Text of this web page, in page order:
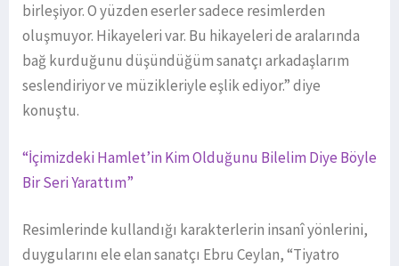
birleşiyor. O yüzden eserler sadece resimlerden
oluşmuyor. Hikayeleri var. Bu hikayeleri de aralarında
bağ kurduğunu düşündüğüm sanatçı arkadaşlarım
seslendiriyor ve müzikleriyle eşlik ediyor.” diye
konuştu.
“İçimizdeki Hamlet’in Kim Olduğunu Bilelim Diye Böyle
Bir Seri Yarattım”
Resimlerinde kullandığı karakterlerin insanî yönlerini,
duygularını ele elan sanatçı Ebru Ceylan, “Tiyatro